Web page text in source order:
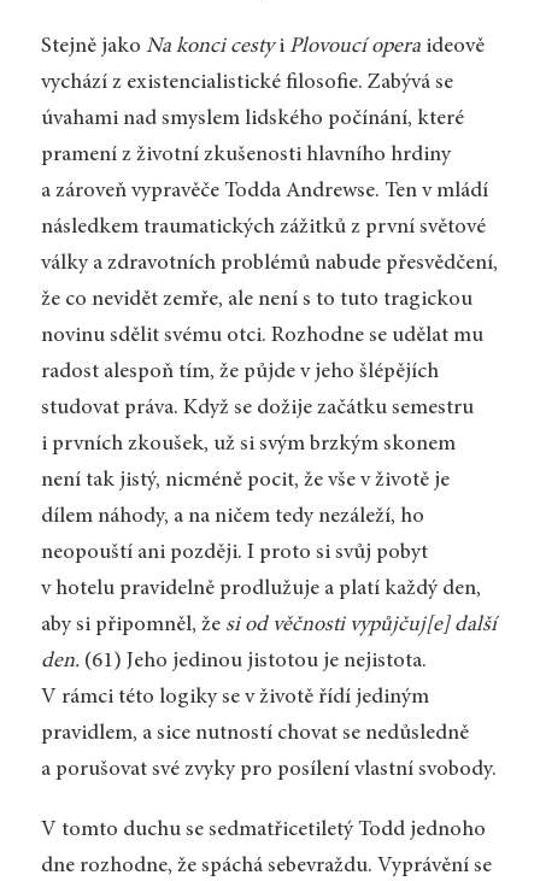
Stejně jako Na konci cestyi Plovoucí operaideově
vychází z existencialistické filosofie. Zabývá se
úvahami nad smyslem lidského počínání, které
pramení z životní zkušenosti hlavního hrdiny
a zároveň vypravěče Todda Andrewse. Ten v mládí
následkem traumatických zážitků z první světové
války a zdravotních problémů nabude přesvědčení,
že co nevidět zemře, ale není s to tuto tragickou
novinu sdělit svému otci. Rozhodne se udělat mu
radost alespoň tím, že půjde v jeho šlépějích
studovat práva. Když se dožije začátku semestru
i prvních zkoušek, už si svým brzkým skonem
není tak jistý, nicméně pocit, že vše v životě je
dílem náhody, a na ničem tedy nezáleží, ho
neopouští ani později. I proto si svůj pobyt
v hotelu pravidelně prodlužuje a platí každý den,
aby si připomněl, že si od věčnosti vypůjčuj[e] další
den. (61) Jeho jedinou jistotou je nejistota.
V rámci této logiky se v životě řídí jediným
pravidlem, a sice nutností chovat se nedůsledně
a porušovat své zvyky pro posílení vlastní svobody.
V tomto duchu se sedmatřicetiletý Todd jednoho
dne rozhodne, že spáchá sebevraždu. Vyprávění se